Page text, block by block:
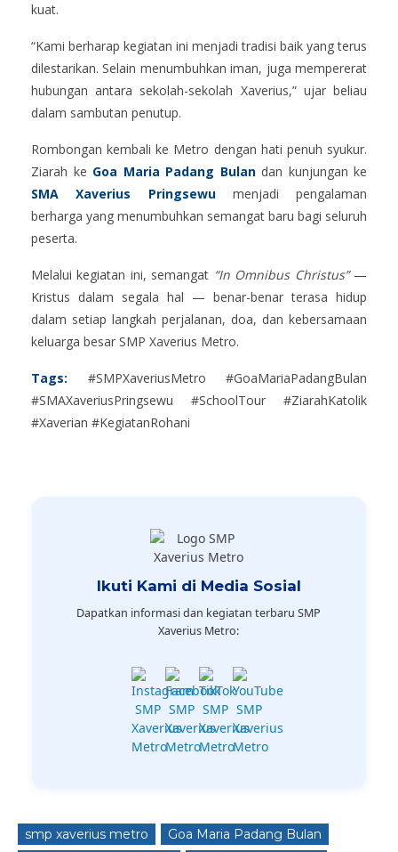
kuat.
“Kami berharap kegiatan ini menjadi tradisi baik yang terus
dilestarikan. Selain menumbuhkan iman, juga mempererat
hubungan antara sekolah-sekolah Xaverius,” ujar beliau
dalam sambutan penutup.
Rombongan kembali ke Metro dengan hati penuh syukur.
Ziarah ke Goa Maria Padang Bulandan kunjungan ke
SMA Xaverius Pringsewumenjadi pengalaman
berharga yang menumbuhkan semangat baru bagi seluruh
peserta.
Melalui kegiatan ini, semangat “In Omnibus Christus”—
Kristus dalam segala hal — benar-benar terasa hidup
dalam setiap langkah perjalanan, doa, dan kebersamaan
keluarga besar SMP Xaverius Metro.
Tags: #SMPXaveriusMetro #GoaMariaPadangBulan
#SMAXaveriusPringsewu #SchoolTour #ZiarahKatolik
#Xaverian #KegiatanRohani
Ikuti Kami di Media Sosial
Dapatkan informasi dan kegiatan terbaru SMP
Xaverius Metro:
smp xaverius metro
Goa Maria Padang Bulan